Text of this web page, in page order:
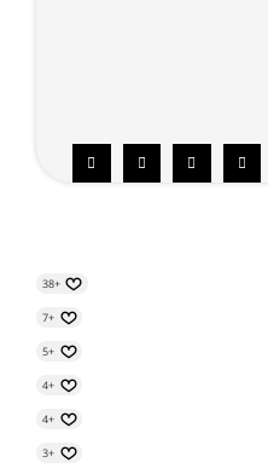
+38
+7
+5
+4
+4
+3